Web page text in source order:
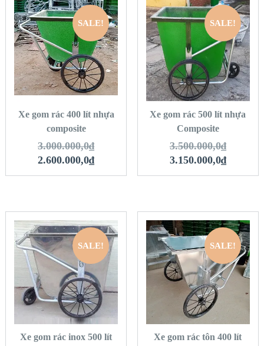
SALE!
QUICK LOOK
VIEW DETAILS
THÊM VÀO GIỎ
HÀNG
Xe gom rác 400 lít nhựa
composite
3.000.000,0₫
2.600.000,0₫
SALE!
QUICK LOOK
VIEW DETAILS
THÊM VÀO GIỎ
HÀNG
Xe gom rác 500 lít nhựa
Composite
3.500.000,0₫
3.150.000,0₫
SALE!
QUICK LOOK
VIEW DETAILS
THÊM VÀO GIỎ
HÀNG
Xe gom rác inox 500 lít
SALE!
QUICK LOOK
VIEW DETAILS
THÊM VÀO GIỎ
HÀNG
Xe gom rác tôn 400 lít